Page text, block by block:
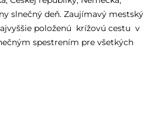
slnečný deň. Zaujímavý mestský
položenú krížovú cestu v
spestrením pre všetkých